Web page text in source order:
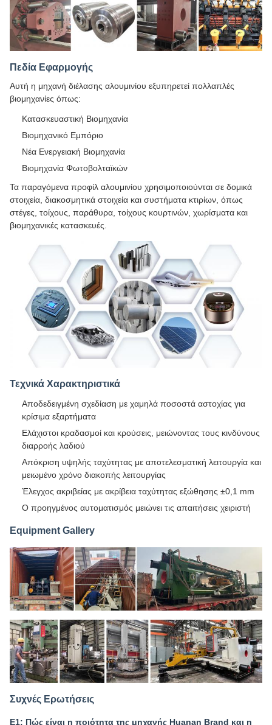
Πεδία Εφαρμογής
Αυτή η μηχανή διέλασης αλουμινίου εξυπηρετεί πολλαπλές
βιομηχανίες όπως:
Κατασκευαστική Βιομηχανία
Βιομηχανικό Εμπόριο
Νέα Ενεργειακή Βιομηχανία
Βιομηχανία Φωτοβολταϊκών
Τα παραγόμενα προφίλ αλουμινίου χρησιμοποιούνται σε δομικά
στοιχεία, διακοσμητικά στοιχεία και συστήματα κτιρίων, όπως
στέγες, τοίχους, παράθυρα, τοίχους κουρτινών, χωρίσματα και
βιομηχανικές κατασκευές.
Τεχνικά Χαρακτηριστικά
Αποδεδειγμένη σχεδίαση με χαμηλά ποσοστά αστοχίας για
κρίσιμα εξαρτήματα
Ελάχιστοι κραδασμοί και κρούσεις, μειώνοντας τους κινδύνους
διαρροής λαδιού
Απόκριση υψηλής ταχύτητας με αποτελεσματική λειτουργία και
μειωμένο χρόνο διακοπής λειτουργίας
Έλεγχος ακριβείας με ακρίβεια ταχύτητας εξώθησης ±0,1 mm
Ο προηγμένος αυτοματισμός μειώνει τις απαιτήσεις χειριστή
Equipment Gallery
Συχνές Ερωτήσεις
Ε1: Πώς είναι η ποιότητα της μηχανής Huanan Brand και η